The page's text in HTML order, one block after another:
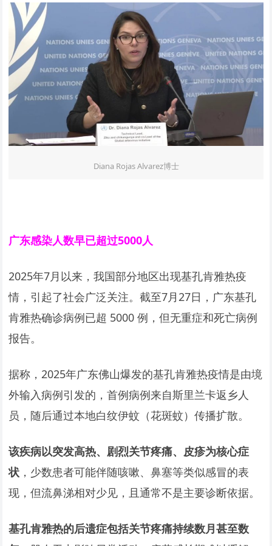
Diana Rojas Alvarez博士
广东感染人数早已超过5000人
2025年7月以来，我国部分地区出现基孔肯雅热疫
情，引起了社会广泛关注。截至7月27日，广东基孔
肯雅热确诊病例已超 5000 例，但无重症和死亡病例
报告。
据称，2025年广东佛山爆发的基孔肯雅热疫情是由境
外输入病例引发的，首例病例来自斯里兰卡返乡人
员，随后通过本地白纹伊蚊（花斑蚊）传播扩散。
该疾病以突发高热、剧烈关节疼痛、皮疹为核心症
状 ，少数患者可能伴随咳嗽、鼻塞等类似感冒的表
现，但流鼻涕相对少见，且通常不是主要诊断依据。
基孔肯雅热的后遗症包括关节疼痛持续数月甚至数